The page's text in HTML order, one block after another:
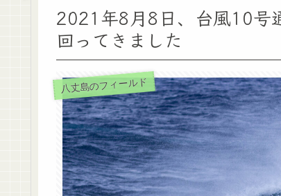
2021年8月8日、台風10号
回ってきました
八丈島のフィールド